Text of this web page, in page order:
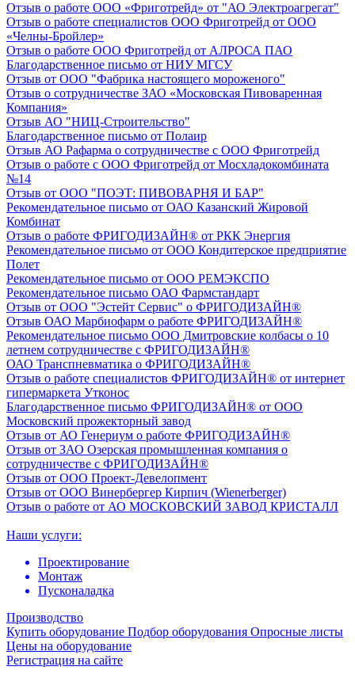
Отзыв о работе ООО «Фриготрейд» от "АО Электроагрегат"
Отзыв о работе специалистов ООО Фриготрейд от ООО
«Челны-Бройлер»
Отзыв о работе ООО Фриготрейд от АЛРОСА ПАО
Благодарственное письмо от НИУ МГСУ
Отзыв от ООО "Фабрика настоящего мороженого"
Отзыв о сотрудничестве ЗАО «Московская Пивоваренная
Компания»
Отзыв АО "НИЦ-Строительство"
Благодарственное письмо от Полаир
Отзыв АО Рафарма о сотрудничестве с ООО Фриготрейд
Отзыв о работе c ООО Фриготрейд от Мосхладокомбината
№14
Отзыв от ООО "ПОЭТ: ПИВОВАРНЯ И БАР"
Рекомендательное письмо от ОАО Казанский Жировой
Комбинат
Отзыв о работе ФРИГОДИЗАЙН® от РКК Энергия
Рекомендательное письмо от ООО Кондитерское предприятие
Полет
Рекомендательное письмо от ООО РЕМЭКСПО
Рекомендательное письмо ОАО Фармстандарт
Отзыв от ООО "Эстейт Сервис" о ФРИГОДИЗАЙН®
Отзыв ОАО Марбиофарм о работе ФРИГОДИЗАЙН®
Рекомендательное письмо ООО Дмитровские колбасы о 10
летнем сотрудничестве с ФРИГОДИЗАЙН®
ОАО Транспневматика о ФРИГОДИЗАЙН®
Отзыв о работе специалистов ФРИГОДИЗАЙН® от интернет
гипермаркета Утконос
Благодарственное письмо ФРИГОДИЗАЙН® от ООО
Московский прожекторный завод
Отзыв от АО Генериум о работе ФРИГОДИЗАЙН®
Отзыв от ЗАО Озерская промышленная компания о
сотрудничестве с ФРИГОДИЗАЙН®
Отзыв от ООО Проект-Девелопмент
Отзыв от ООО Винербергер Кирпич (Wienerberger)
Отзыв о работе от АО МОСКОВСКИЙ ЗАВОД КРИСТАЛЛ
Наши услуги:
Проектирование
Монтаж
Пусконаладка
Производство
Купить оборудование Подбор оборудования Опросные листы
Цены на оборудование
Регистрация на сайте